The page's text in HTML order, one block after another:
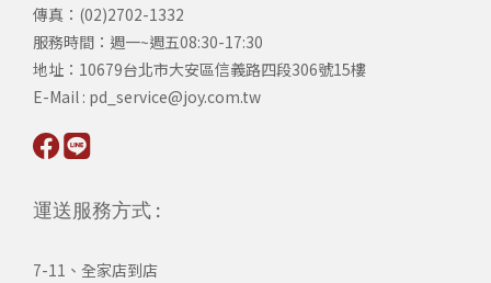
傳真：(02)2702-1332
服務時間：週一~週五08:30-17:30
​地址：10679台北市大安區信義路四段306號15樓
​E-Mail : pd_service@joy.com.tw
運送服務方式 :
7-11、全家店到店